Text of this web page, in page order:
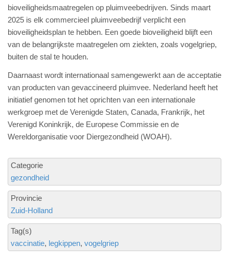
bioveiligheidsmaatregelen op pluimveebedrijven. Sinds maart
2025 is elk commercieel pluimveebedrijf verplicht een
bioveiligheidsplan te hebben. Een goede bioveiligheid blijft een
van de belangrijkste maatregelen om ziekten, zoals vogelgriep,
buiten de stal te houden.
Daarnaast wordt internationaal samengewerkt aan de acceptatie
van producten van gevaccineerd pluimvee. Nederland heeft het
initiatief genomen tot het oprichten van een internationale
werkgroep met de Verenigde Staten, Canada, Frankrijk, het
Verenigd Koninkrijk, de Europese Commissie en de
Wereldorganisatie voor Diergezondheid (WOAH).
Categorie
gezondheid
Provincie
Zuid-Holland
Tag(s)
vaccinatie legkippen vogelgriep